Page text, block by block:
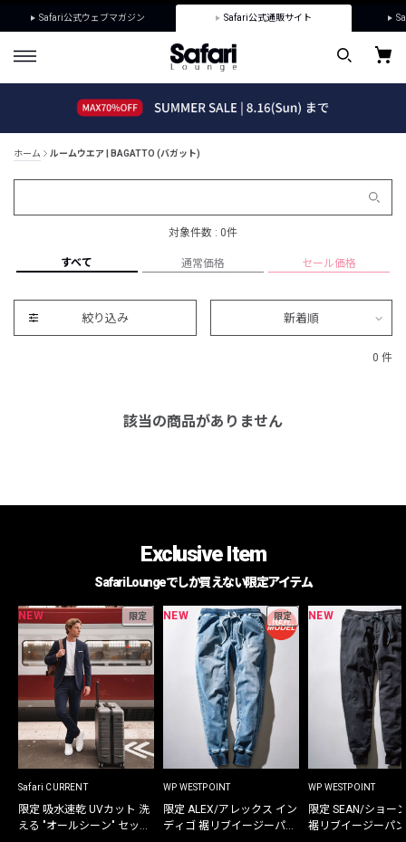
Safari公式ウェブマガジン Safari公式通販サイト
ホーム ルームウエア | BAGATTO (バガット)
対象件数 : 0件
すべて 通常価格 セール価格
絞り込み 新着順
0 件
該当の商品がありません
Exclusive Item
Safari Loungeでしか買えない限定アイテム
NEW 限定
Safari CURRENT
限定 吸水速乾 UVカット 洗
える "オールシーン" セット
NEW 限定
WP WESTPOINT
限定 ALEX/アレックス イン
ディゴ 裾リブイージーパン
NEW
WP WESTPOINT
限定 SEAN/ショー
裾リブイージーパ